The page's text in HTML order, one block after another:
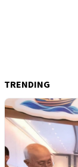
TRENDING